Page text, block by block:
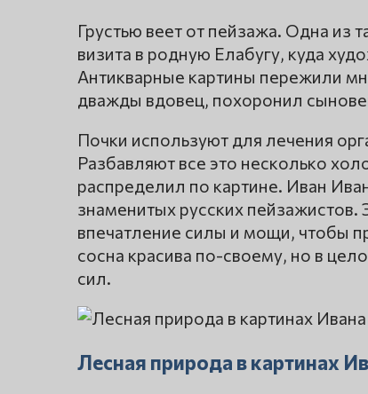
Грустью веет от пейзажа. Одна из
визита в родную Елабугу, куда
Антикварные картины пережили
дважды вдовец, похоронил
Почки используют для лечения
Разбавляют все это несколько
распределил по картине. Иван
знаменитых русских пейзажистов.
впечатление силы и мощи, чтобы
сосна красива по-своему, но в
сил.
Лесная природа в картинах